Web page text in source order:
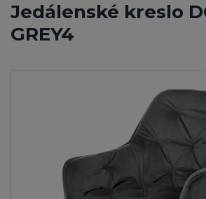
Jedálenské kreslo
GREY4